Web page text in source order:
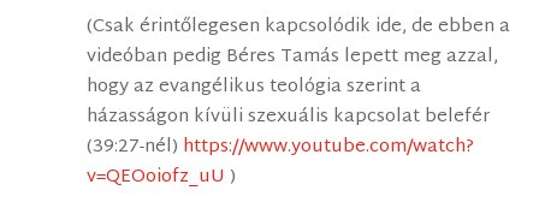
(Csak érintőlegesen kapcsolódik ide, de ebben a
videóban pedig Béres Tamás lepett meg azzal,
hogy az evangélikus teológia szerint a
házasságon kívüli szexuális kapcsolat belefér
(39:27-nél) https://www.youtube.com/watch?
v=QEOoiofz_uU )